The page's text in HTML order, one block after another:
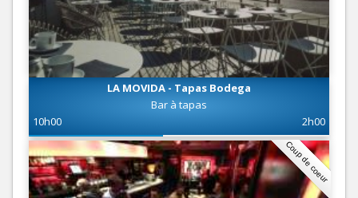
LA MOVIDA - Tapas Bodega
Bar à tapas
10h00
2h00
Coup de coeur